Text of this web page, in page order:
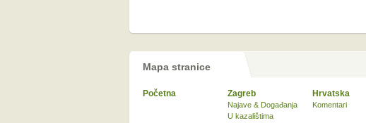
Mapa stranice
Početna Zagreb
Najave & Događanja
U kazalištima
Hrvatska
Komentari